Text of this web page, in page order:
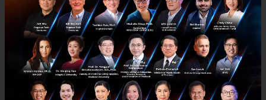
ชอบเรื่องการสร้างระบบโปรแกรมให้ตอบโจทย์ความ
ต้องการของลูกค้า ส่วนเพื่อนร่วมทีมที่มาจากสาย
บริหารธุรกิจ ดูเรื่องแผนและภาพรวมที่จะทำให้ธุรกิจเดิน
ไปได้ตามแผน โดยไม่จำเป็นต้องรู้รายละเอียดด้าน
โปรแกรม ต่างฝ่ายต่างมีหน้าที่ที่จะต้องรับผิดชอบของตัว
เองออกมาให้ดีที่สุด แล้วเราก็ทำออกมาได้ดี ทำให้ผมมอง